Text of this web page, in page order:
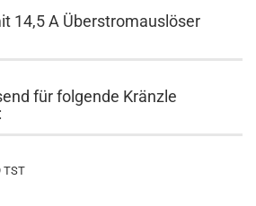
14,5 A Überstromauslöser
für folgende Kränzle
TST